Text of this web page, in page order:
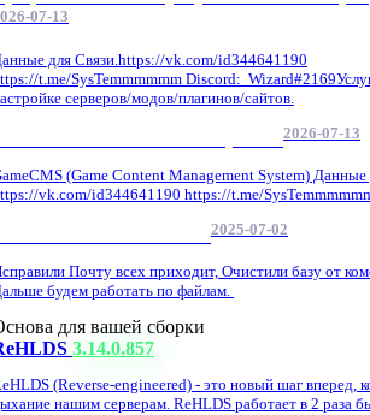
07-13
для Связи.https://vk.com/id344641190
t.me/SysTemmmmmm Discord:
серверов/модов/плагинов/сайтов.
2026-07-13
(Game Content Management System) Данные
vk.com/id344641190 https://t.me/
2025-07-02
Почту всех приходит, Очистили базу от
будем работать по файлам.
для вашей сборки
3.14.0.857
(Reverse-engineered) - это новый шаг вперед,
нашим серверам. ReHLDS работает в 2 раза